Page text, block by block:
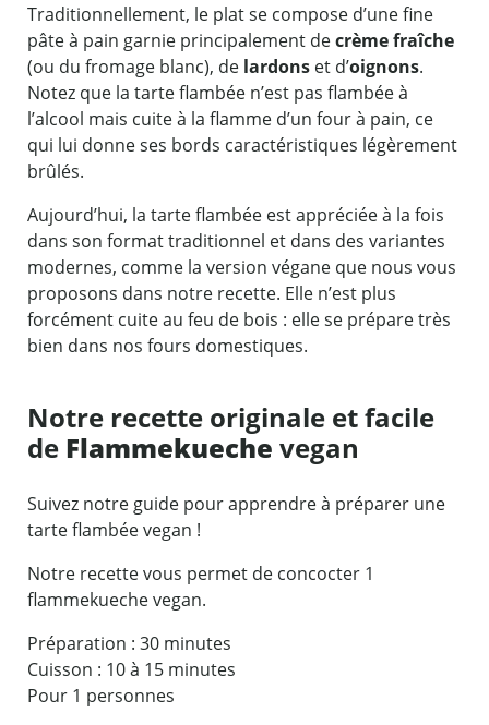
Traditionnellement, le plat se compose d’une fine
pâte à pain garnie principalement decrème fraîche
(ou du fromage blanc), de lardons et d’oignons.
Notez que la tarte flambée n’est pas flambée à
l’alcool mais cuite à la flamme d’un four à pain, ce
qui lui donne ses bords caractéristiques légèrement
brûlés.
Aujourd’hui, la tarte flambée est appréciée à la fois
dans son format traditionnel et dans des variantes
modernes, comme la version végane que nous vous
proposons dans notre recette. Elle n’est plus
forcément cuite au feu de bois : elle se prépare très
bien dans nos fours domestiques.
Notre recette originale et facile
de Flammekueche vegan
Suivez notre guide pour apprendre à préparer une
tarte flambée vegan !
Notre recette vous permet de concocter 1
flammekueche vegan.
Préparation : 30 minutes
Cuisson : 10 à 15 minutes
Pour 1 personnes